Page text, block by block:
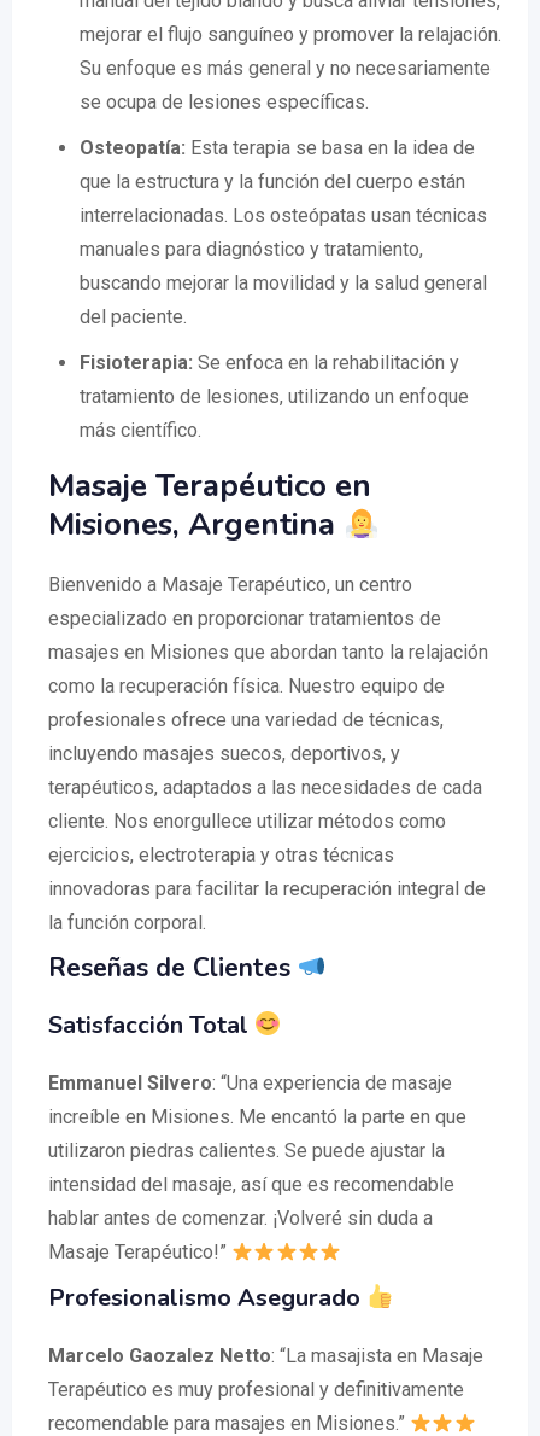
mejorar el flujo sanguíneo y promover la relajación.
Su enfoque es más general y no necesariamente
se ocupa de lesiones específicas.
Osteopatía: Esta terapia se basa en la idea de
que la estructura y la función del cuerpo están
interrelacionadas. Los osteópatas usan técnicas
manuales para diagnóstico y tratamiento,
buscando mejorar la movilidad y la salud general
del paciente.
Fisioterapia: Se enfoca en la rehabilitación y
tratamiento de lesiones, utilizando un enfoque
más científico.
Masaje Terapéutico en
Misiones, Argentina
Bienvenido a Masaje Terapéutico, un centro
especializado en proporcionar tratamientos de
masajes en Misiones que abordan tanto la relajación
como la recuperación física. Nuestro equipo de
profesionales ofrece una variedad de técnicas,
incluyendo masajes suecos, deportivos, y
terapéuticos, adaptados a las necesidades de cada
cliente. Nos enorgullece utilizar métodos como
ejercicios, electroterapia y otras técnicas
innovadoras para facilitar la recuperación integral de
la función corporal.
Reseñas de Clientes
Satisfacción Total
Emmanuel Silvero: “Una experiencia de masaje
increíble en Misiones. Me encantó la parte en que
utilizaron piedras calientes. Se puede ajustar la
intensidad del masaje, así que es recomendable
hablar antes de comenzar. ¡Volveré sin duda a
Masaje Terapéutico!”
Profesionalismo Asegurado
Marcelo Gaozalez Netto: “La masajista en Masaje
Terapéutico es muy profesional y definitivamente
recomendable para masajes en Misiones.”